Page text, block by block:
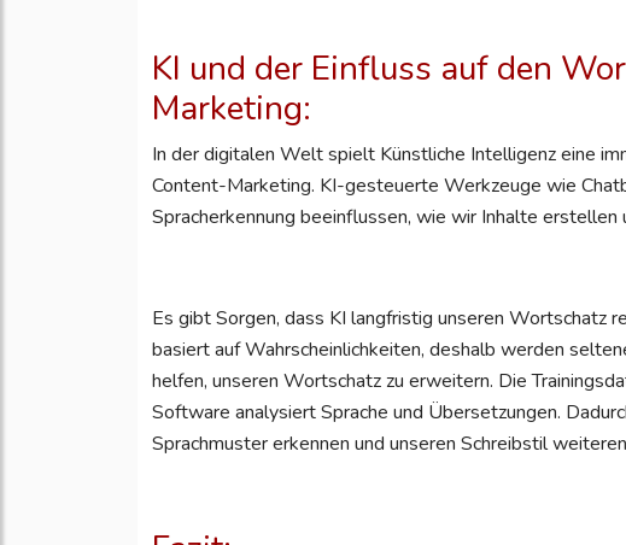
KI und der Einfluss auf den
Marketing:
In der digitalen Welt spielt Künstliche Intelligenz eine
Content-Marketing. KI-gesteuerte Werkzeuge wie
Spracherkennung beeinflussen, wie wir Inhalte erstellen
Es gibt Sorgen, dass KI langfristig unseren Wortschatz
basiert auf Wahrscheinlichkeiten, deshalb werden
helfen, unseren Wortschatz zu erweitern. Die
Software analysiert Sprache und Übersetzungen.
Sprachmuster erkennen und unseren Schreibstil